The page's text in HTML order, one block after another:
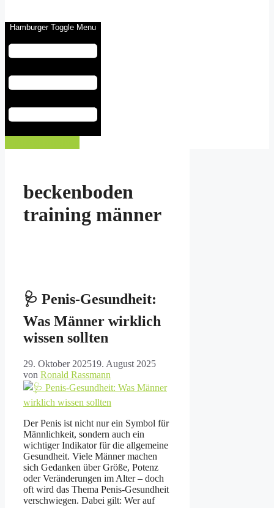
Hamburger Toggle Menu
beckenboden
training männer
🩺 Penis-Gesundheit:
Was Männer wirklich
wissen sollten
29. Oktober 202519. August 2025
von Ronald Rassmann
Der Penis ist nicht nur ein Symbol für
Männlichkeit, sondern auch ein
wichtiger Indikator für die allgemeine
Gesundheit. Viele Männer machen
sich Gedanken über Größe, Potenz
oder Veränderungen im Alter – doch
oft wird das Thema Penis-Gesundheit
verschwiegen. Dabei gilt: Wer auf